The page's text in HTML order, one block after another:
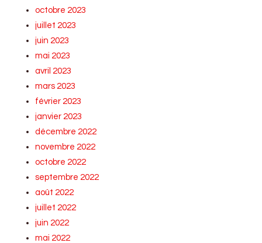
octobre 2023
juillet 2023
juin 2023
mai 2023
avril 2023
mars 2023
février 2023
janvier 2023
décembre 2022
novembre 2022
octobre 2022
septembre 2022
août 2022
juillet 2022
juin 2022
mai 2022